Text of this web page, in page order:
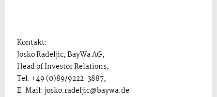
Kontakt:
Josko Radeljic, BayWa AG,
Head of Investor Relations,
Tel. +49 (0)89/9222-3887,
E-Mail: josko.radeljic@baywa.de